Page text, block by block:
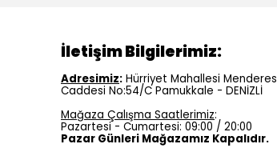
İletişim Bilgilerimiz:
Adresimiz: Hürriyet Mahallesi Menderes
Caddesi No:54/C Pamukkale - DENİZLİ
Mağaza Çalışma Saatlerimiz:
Pazartesi - Cumartesi: 09:00 / 20:00
Pazar Günleri Mağazamız Kapalıdır.